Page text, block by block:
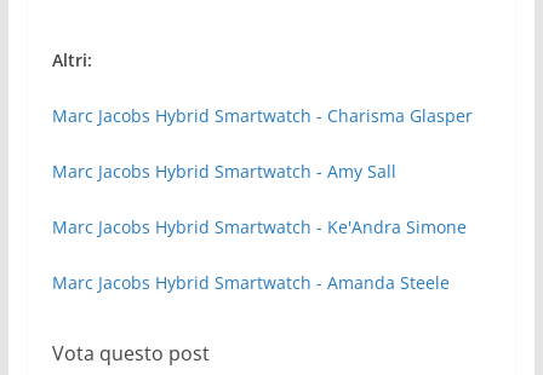
Altri:
Marc Jacobs Hybrid Smartwatch - Charisma Glasper
Marc Jacobs Hybrid Smartwatch - Amy Sall
Marc Jacobs Hybrid Smartwatch - Ke'Andra Simone
Marc Jacobs Hybrid Smartwatch - Amanda Steele
Vota questo post